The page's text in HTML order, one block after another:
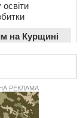
на Курщині
майже 250
водіїв
РЕКЛАМА